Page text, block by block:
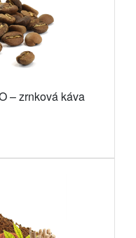
– zrnková káva